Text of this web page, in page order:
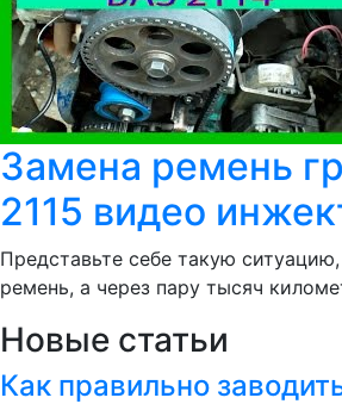
Замена ремень
2115 видео
Представьте себе такую
ремень, а через пару тысяч
Новые статьи
Как правильно